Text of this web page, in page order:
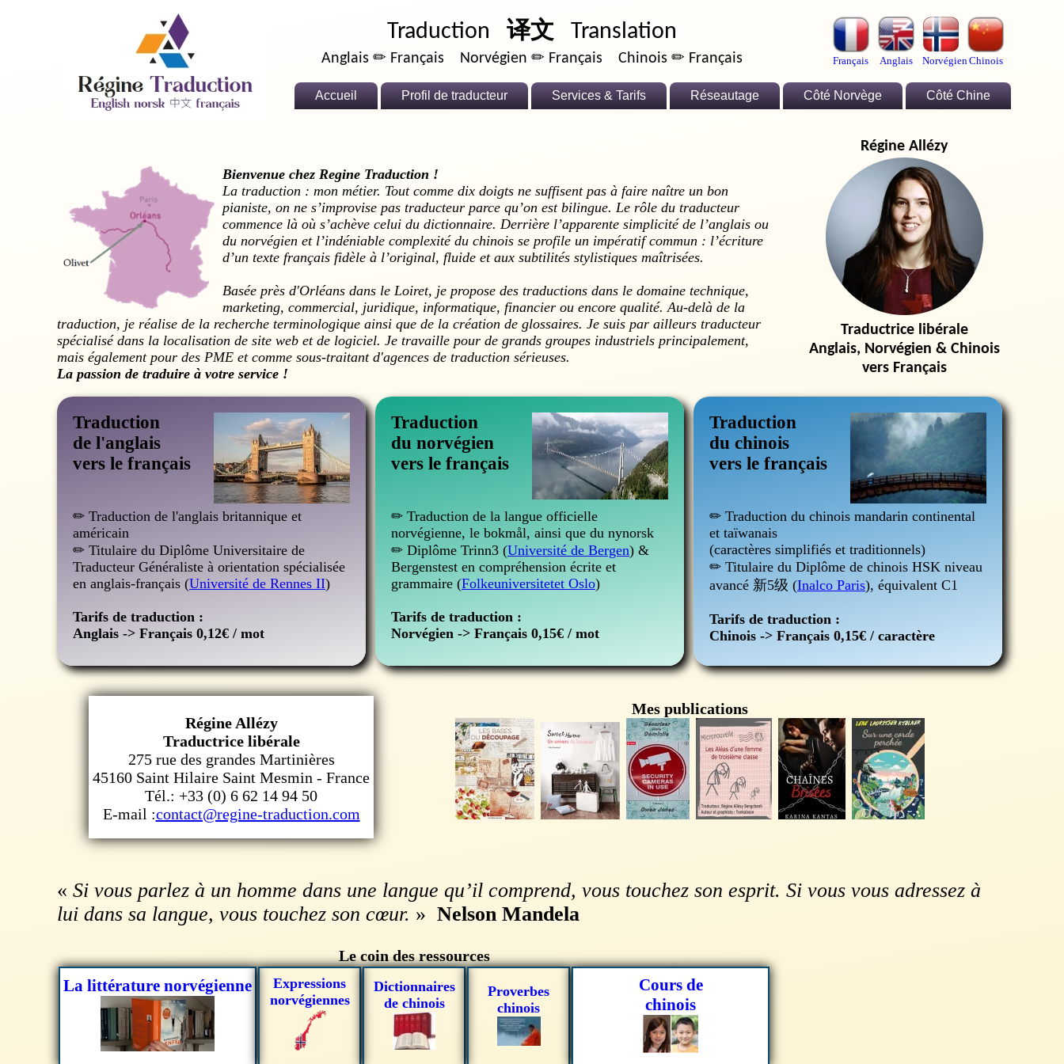
Français Anglais NorvégienChinois
Traduction 译文 Translation
Anglais ✏ Français Norvégien ✏ Français Chinois ✏ Français
Accueil Profil de traducteur Services & Tarifs Réseautage Côté Norvège Côté Chine
Régine Allézy
Traductrice libérale
Anglais, Norvégien & Chinois
vers Français
Bienvenue chez Regine Traduction !
La traduction : mon métier. Tout comme dix doigts ne suffisent pas à faire naître un bon
pianiste, on ne s’improvise pas traducteur parce qu’on est bilingue. Le rôle du traducteur
commence là où s’achève celui du dictionnaire. Derrière l’apparente simplicité de l’anglais ou
du norvégien et l’indéniable complexité du chinois se profile un impératif commun : l’écriture
d’un texte français fidèle à l’original, fluide et aux subtilités stylistiques maîtrisées.
Basée près d'Orléans dans le Loiret, je propose des traductions dans le domaine technique,
marketing, commercial, juridique, informatique, financier ou encore qualité. Au-delà de la
traduction, je réalise de la recherche terminologique ainsi que de la création de glossaires. Je suis par ailleurs traducteur
spécialisé dans la localisation de site web et de logiciel. Je travaille pour de grands groupes industriels principalement,
mais également pour des PME et comme sous-traitant d'agences de traduction sérieuses.
La passion de traduire à votre service !
Traduction
de l'anglais
vers le français
✏ Traduction de l'anglais britannique et
américain
✏ Titulaire du Diplôme Universitaire de
Traducteur Généraliste à orientation spécialisée
en anglais-français (Université de Rennes II)
Tarifs de traduction :
Anglais -> Français 0,12€ / mot
Traduction
du norvégien
vers le français
✏ Traduction de la langue officielle
norvégienne, le bokmål, ainsi que du nynorsk
✏ Diplôme Trinn3 (Université de Bergen) &
Bergenstest en compréhension écrite et
grammaire (Folkeuniversitetet Oslo)
Tarifs de traduction :
Norvégien -> Français 0,15€ / mot
Traduction
du chinois
vers le français
✏ Traduction du chinois mandarin continental
et taïwanais
(caractères simplifiés et traditionnels)
✏ Titulaire du Diplôme de chinois HSK niveau
avancé 新5级 (Inalco Paris), équivalent C1
Tarifs de traduction :
Chinois -> Français 0,15€ / caractère
Régine Allézy
Traductrice libérale
275 rue des grandes Martinières
45160 Saint Hilaire Saint Mesmin - France
Tél.: +33 (0) 6 62 14 94 50
E-mail :contact@regine-traduction.com
Mes publications
« Si vous parlez à un homme dans une langue qu’il comprend, vous touchez son esprit. Si vous vous adressez à
lui dans sa langue, vous touchez son cœur. » Nelson Mandela
Le coin des ressources
La littérature norvégienne
Expressions
norvégiennes
Dictionnaires
de chinois
Proverbes
chinois
Cours de
chinois